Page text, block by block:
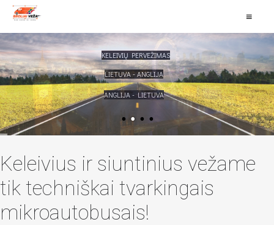
≡
Keleivius ir siuntinius vežame
tik techniškai tvarkingais
mikroautobusais!